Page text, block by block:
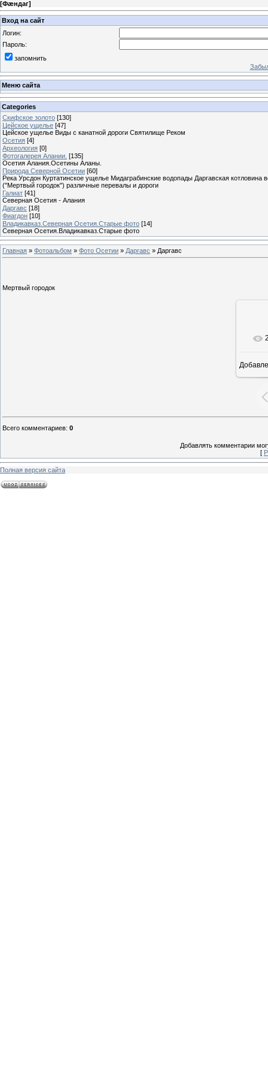
[Фæндаг]
Вход на сайт
Логин:
Пароль:
запомнить
Меню сайта
Categories
Скифское золото [130]
Цейское ущелье [47]
Цейское ущелье Виды с канатной дороги Святилище Реком
Осетия [4]
Археология [0]
Фотогалерея Алании. [135]
Осетия Алания.Осетины Аланы.
Природа Северной Осетии [60]
Река Урсдон Куртатинское ущелье Мидаграбинские водопады Даргавская
("Мертвый городок") различные перевалы и дороги
Галиат [41]
Северная Осетия - Алания
Даргавс [18]
Фиагдон [10]
Владикавказ.Северная Осетия.Старые фото [14]
Северная Осетия.Владикавказ.Старые фото
Главная » Фотоальбом » Фото Осетии » Даргавс » Даргавс
Мертвый городок
Всего комментариев: 0
Добавлять комментарии
[
Полная версия сайта